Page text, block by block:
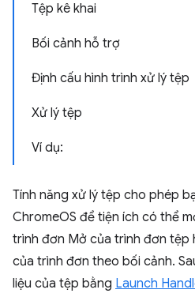
Tệp kê khai
Bối cảnh hỗ trợ
Định cấu hình trình xử lý tệp
Xử lý tệp
Ví dụ:
Tính năng xử lý tệp cho phép
ChromeOS để tiện ích có thể
trình đơn Mở của trình đơn tệp
của trình đơn theo bối cảnh.
liệu của tệp bằng Launch